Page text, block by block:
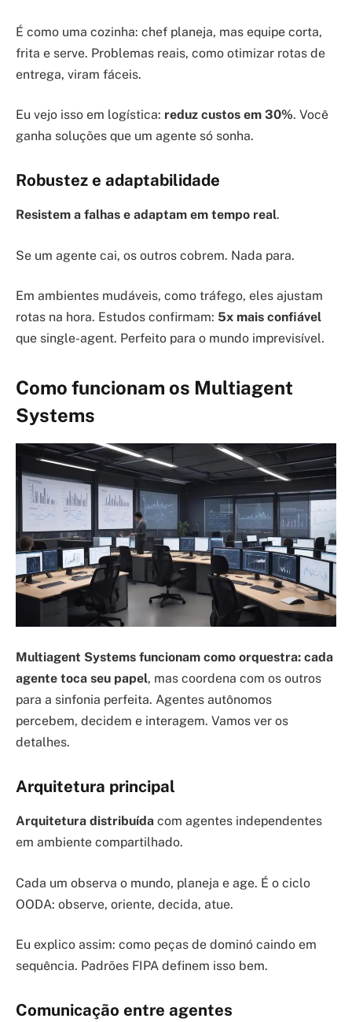
É como uma cozinha: chef planeja, mas equipe corta,
frita e serve. Problemas reais, como otimizar rotas de
entrega, viram fáceis.
Eu vejo isso em logística: reduz custos em 30%. Você
ganha soluções que um agente só sonha.
Robustez e adaptabilidade
Resistem a falhas e adaptam em tempo real.
Se um agente cai, os outros cobrem. Nada para.
Em ambientes mudáveis, como tráfego, eles ajustam
rotas na hora. Estudos confirmam: 5x mais confiável
que single-agent. Perfeito para o mundo imprevisível.
Como funcionam os Multiagent
Systems
Multiagent Systems funcionam como orquestra: cada
agente toca seu papel, mas coordena com os outros
para a sinfonia perfeita. Agentes autônomos
percebem, decidem e interagem. Vamos ver os
detalhes.
Arquitetura principal
Arquitetura distribuída com agentes independentes
em ambiente compartilhado.
Cada um observa o mundo, planeja e age. É o ciclo
OODA: observe, oriente, decida, atue.
Eu explico assim: como peças de dominó caindo em
sequência. Padrões FIPA definem isso bem.
Comunicação entre agentes